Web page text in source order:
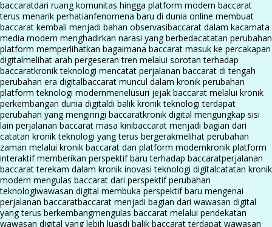
baccaratdari ruang komunitas hingga platform modern baccarat
terus menarik perhatianfenomena baru di dunia online membuat
baccarat kembali menjadi bahan observasibaccarat dalam kacamata
media modern menghadirkan narasi yang berbedacatatan perubahan
platform memperlihatkan bagaimana baccarat masuk ke percakapan
digitalmelihat arah pergeseran tren melalui sorotan terhadap
baccaratkronik teknologi mencatat perjalanan baccarat di tengah
perubahan era digitalbaccarat muncul dalam kronik perubahan
platform teknologi modernmenelusuri jejak baccarat melalui kronik
perkembangan dunia digitaldi balik kronik teknologi terdapat
perubahan yang mengiringi baccaratkronik digital mengungkap sisi
lain perjalanan baccarat masa kinibaccarat menjadi bagian dari
catatan kronik teknologi yang terus bergerakmelihat perubahan
zaman melalui kronik baccarat dan platform modernkronik platform
interaktif memberikan perspektif baru terhadap baccaratperjalanan
baccarat terekam dalam kronik inovasi teknologi digitalcatatan kronik
modern mengulas baccarat dari perspektif perubahan
teknologiwawasan digital membuka perspektif baru mengenai
perjalanan baccaratbaccarat menjadi bagian dari wawasan digital
yang terus berkembangmengulas baccarat melalui pendekatan
wawasan digital yang lebih luasdi balik baccarat terdapat wawasan